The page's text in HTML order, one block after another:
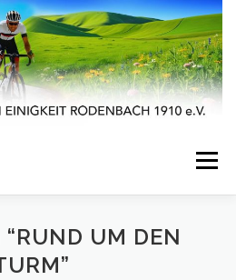
Menü
VERANSTALTUNGEN
UM DEN